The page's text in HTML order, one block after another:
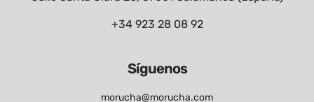
+34 923 28 08 92
Síguenos
morucha@morucha.com